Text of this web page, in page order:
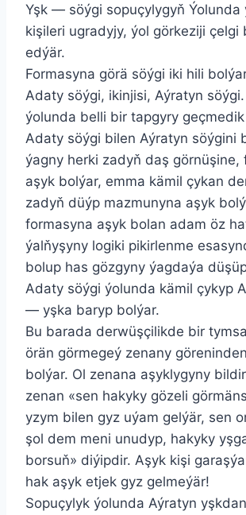
Yşk — söýgi sopuçylygyň Ýolunda
kişileri ugradyjy, ýol görkeziji çelgi
edýär.
Formasyna görä söýgi iki hili
Adaty söýgi, ikinjisi, Aýratyn
ýolunda belli bir tapgyry
Adaty söýgi bilen Aýratyn söýgini
ýagny herki zadyň daş görnüşine,
aşyk bolýar, emma kämil çykan
zadyň düýp mazmunyna aşyk
formasyna aşyk bolan adam öz
ýalňyşyny logiki pikirlenme
bolup has gözgyny ýagdaýa
Adaty söýgi ýolunda kämil çykyp
— yşka baryp bolýar.
Bu barada derwüşçilikde bir
örän görmegeý zenany
bolýar. Ol zenana aşyklygyny
zenan «sen hakyky gözeli
yzym bilen gyz uýam gelýär, sen
şol dem meni unudyp, hakyky
borsuň» diýipdir. Aşyk kişi
hak aşyk etjek gyz gelmeýär!
Sopuçylyk ýolunda Aýratyn